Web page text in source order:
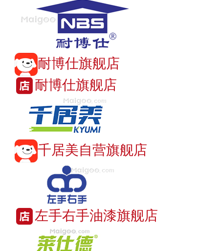
耐博仕旗舰店
耐博仕旗舰店
千居美自营旗舰店
左手右手油漆旗舰店